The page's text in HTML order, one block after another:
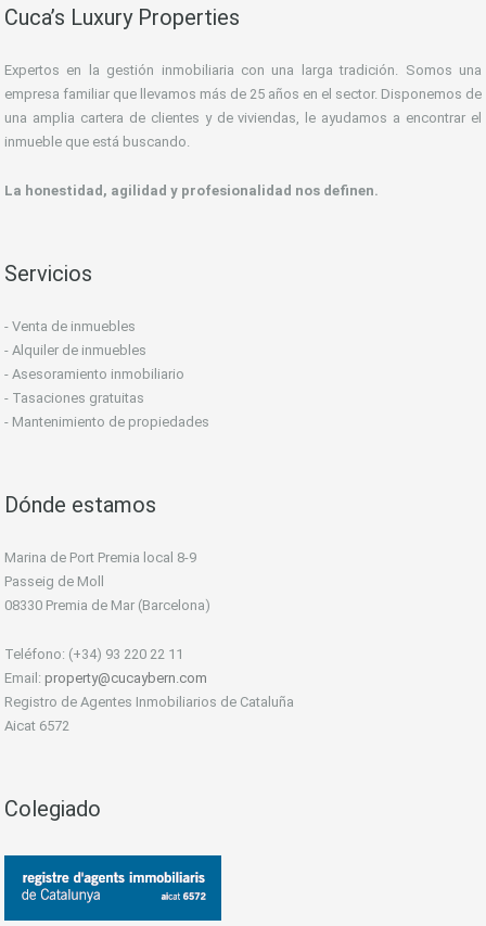
Cuca’s Luxury Properties
Expertos en la gestión inmobiliaria con una larga tradición. Somos una
empresa familiar que llevamos más de 25 años en el sector. Disponemos de
una amplia cartera de clientes y de viviendas, le ayudamos a encontrar el
inmueble que está buscando.
La honestidad, agilidad y profesionalidad nos definen.
Servicios
- Venta de inmuebles
- Alquiler de inmuebles
- Asesoramiento inmobiliario
- Tasaciones gratuitas
- Mantenimiento de propiedades
Dónde estamos
Marina de Port Premia local 8-9
Passeig de Moll
08330 Premia de Mar (Barcelona)
Teléfono: (+34) 93 220 22 11
Email: property@cucaybern.com
Registro de Agentes Inmobiliarios de Cataluña
Aicat 6572
Colegiado